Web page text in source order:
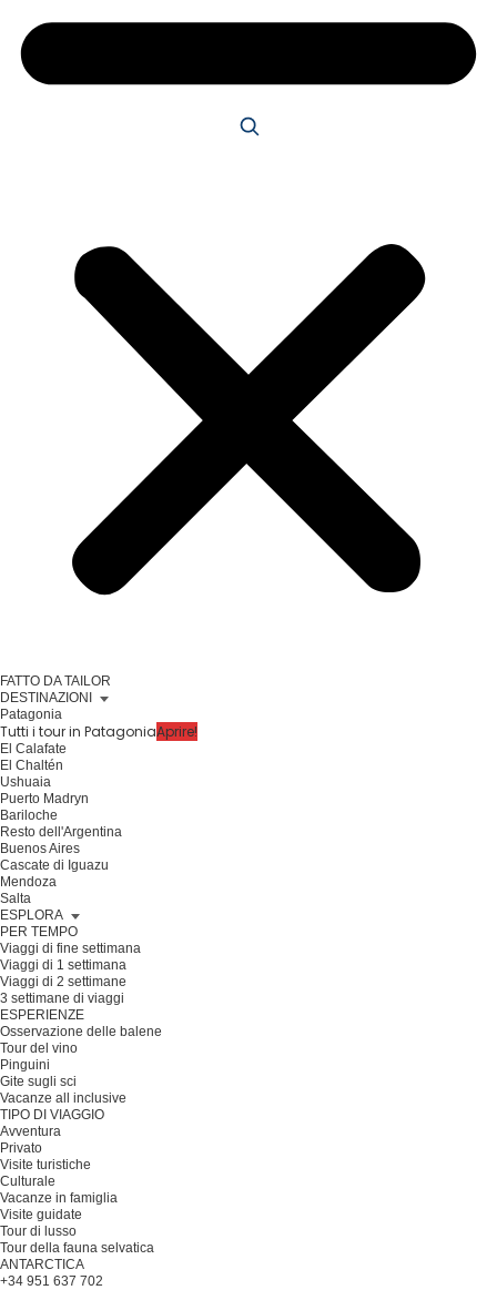
FATTO DA TAILOR
DESTINAZIONI
Patagonia
Tutti i tour in PatagoniaAprire!
El Calafate
El Chaltén
Ushuaia
Puerto Madryn
Bariloche
Resto dell'Argentina
Buenos Aires
Cascate di Iguazu
Mendoza
Salta
ESPLORA
PER TEMPO
Viaggi di fine settimana
Viaggi di 1 settimana
Viaggi di 2 settimane
3 settimane di viaggi
ESPERIENZE
Osservazione delle balene
Tour del vino
Pinguini
Gite sugli sci
Vacanze all inclusive
TIPO DI VIAGGIO
Avventura
Privato
Visite turistiche
Culturale
Vacanze in famiglia
Visite guidate
Tour di lusso
Tour della fauna selvatica
ANTARCTICA
+34 951 637 702